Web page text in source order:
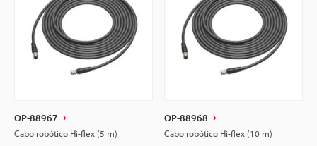
OP-88967
Cabo robótico Hi-flex (5 m)
OP-88968
Cabo robótico Hi-flex (10 m)